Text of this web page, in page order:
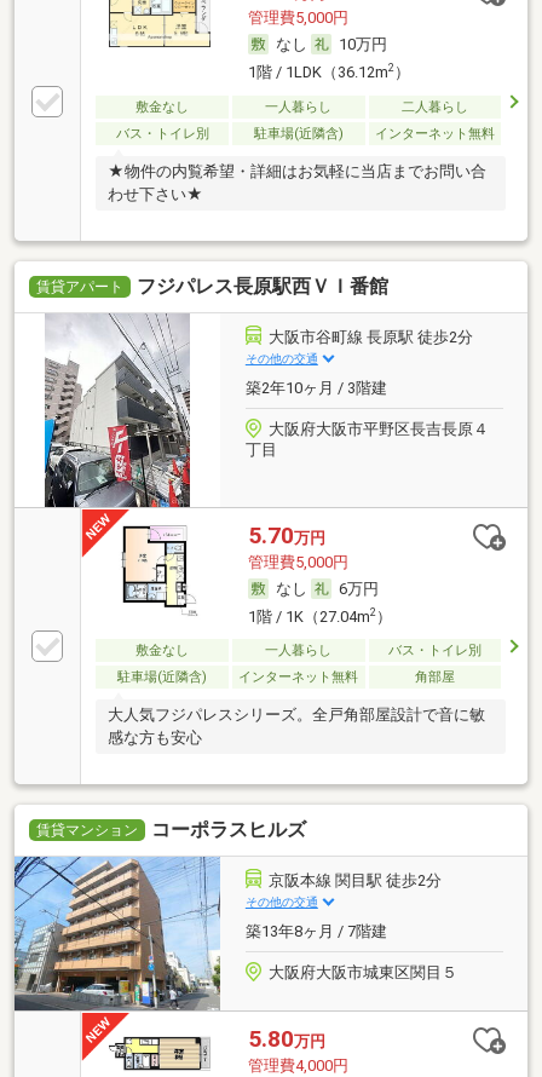
管理費5,000円
なし
10万円
1階 / 1LDK（36.12m2）
敷金なし 一人暮らし
二人暮らし
バス・トイレ別
駐車場(近隣含) インターネット無料
★物件の内覧希望・詳細はお気軽に当店までお問い合
わせ下さい★
賃貸アパート フジパレス長原駅西ＶＩ番館
大阪市谷町線 長原駅 徒歩2分
その他の交通
築2年10ヶ月 / 3階建
大阪府大阪市平野区長吉長原４
丁目
5.70万円
管理費5,000円
なし
6万円
1階 / 1K（27.04m2）
敷金なし 一人暮らし
バス・トイレ別
駐車場(近隣含)
インターネット無料 角部屋
大人気フジパレスシリーズ。全戸角部屋設計で音に敏
感な方も安心
賃貸マンション コーポラスヒルズ
京阪本線 関目駅 徒歩2分
その他の交通
築13年8ヶ月 / 7階建
大阪府大阪市城東区関目５
5.80万円
管理費4,000円